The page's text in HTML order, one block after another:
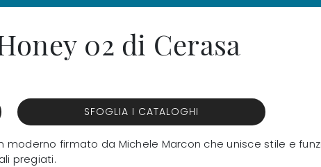
02 di Cerasa
SFOGLIA I CATALOGHI
firmato da Michele Marcon che unisce stile e
pregiati.